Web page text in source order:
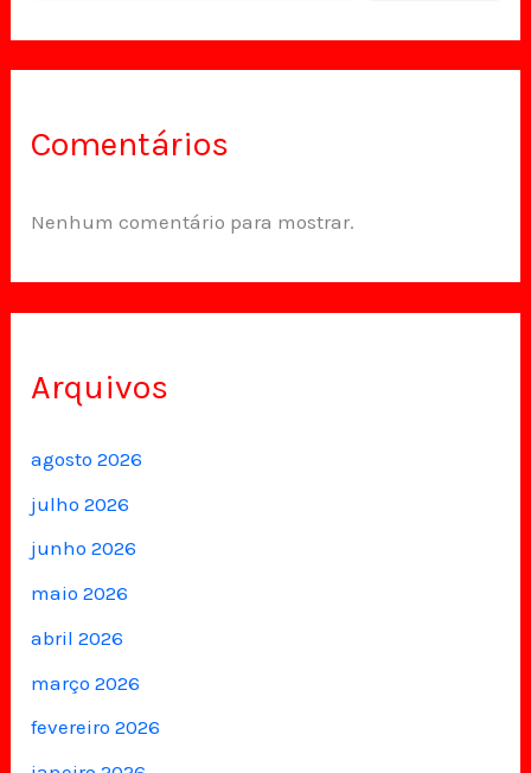
Comentários
Nenhum comentário para mostrar.
Arquivos
agosto 2026
julho 2026
junho 2026
maio 2026
abril 2026
março 2026
fevereiro 2026